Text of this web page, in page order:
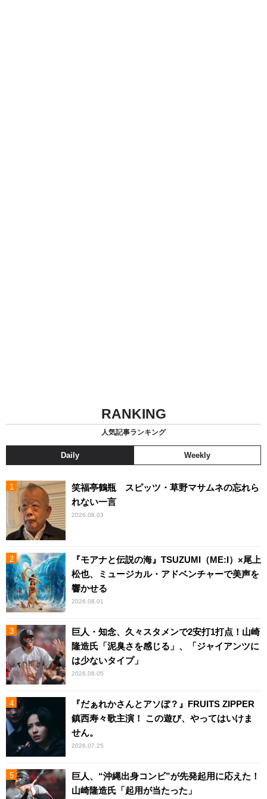
RANKING
人気記事ランキング
Daily Weekly
笑福亭鶴瓶 スピッツ・草野マサムネの忘れら
れない一言
2026.08.03
『モアナと伝説の海』TSUZUMI（ME:I）×尾上
松也、ミュージカル・アドベンチャーで美声を
響かせる
2026.08.01
巨人・知念、久々スタメンで2安打1打点！山崎
隆造氏「泥臭さを感じる」、「ジャイアンツに
は少ないタイプ」
2026.08.05
『だぁれかさんとアソぼ？』FRUITS ZIPPER
鎮西寿々歌主演！ この遊び、やってはいけま
せん。
2026.07.25
巨人、“沖縄出身コンビ”が先発起用に応えた！
山崎隆造氏「起用が当たった」